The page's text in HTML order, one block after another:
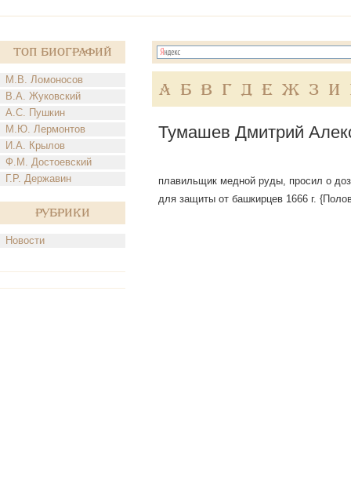
Топ Биографий
М.В. Ломоносов
В.А. Жуковский
А.С. Пушкин
М.Ю. Лермонтов
И.А. Крылов
Ф.М. Достоевский
Г.Р. Державин
Рубрики
Новости
А Б В Г Д Е Ж З И
Тумашев Дмитрий
плавильщик медной руды, просил о
для защиты от башкирцев 1666 г.